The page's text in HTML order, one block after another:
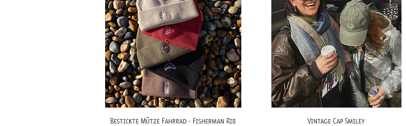
Bestickte Mütze Fahrrad - Fisherman Rib
Vintage Cap Smiley